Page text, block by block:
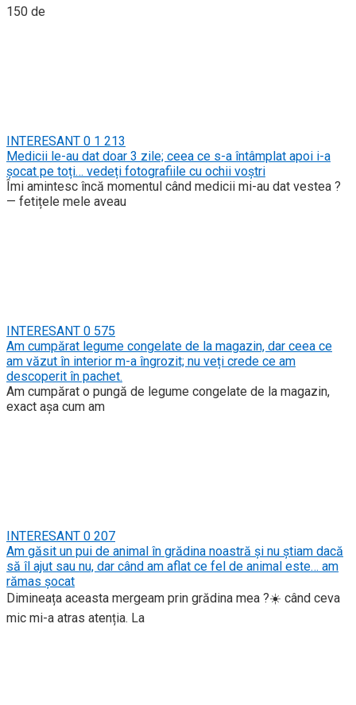
150 de
INTERESANT 0 1 213
Medicii le-au dat doar 3 zile; ceea ce s-a întâmplat apoi i-a
șocat pe toți… vedeți fotografiile cu ochii voștri
Îmi amintesc încă momentul când medicii mi-au dat vestea ?
— fetițele mele aveau
INTERESANT 0 575
Am cumpărat legume congelate de la magazin, dar ceea ce
am văzut în interior m-a îngrozit; nu veți crede ce am
descoperit în pachet.
Am cumpărat o pungă de legume congelate de la magazin,
exact așa cum am
INTERESANT 0 207
Am găsit un pui de animal în grădina noastră și nu știam dacă
să îl ajut sau nu, dar când am aflat ce fel de animal este… am
rămas șocat
Dimineața aceasta mergeam prin grădina mea ?☀️ când ceva
mic mi-a atras atenția. La